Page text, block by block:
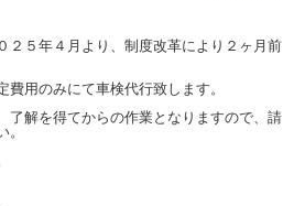
２５年４月より、制度改革により２ヶ月前
用のみにて車検代行致します。
了解を得てからの作業となりますので、請